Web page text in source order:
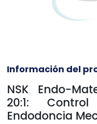
Información del
NSK Endo-
20:1:
Endodoncia